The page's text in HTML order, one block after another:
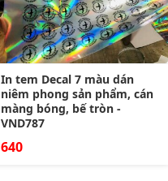
In tem Decal 7 màu dán
niêm phong sản phẩm, cán
màng bóng, bế tròn -
VND787
640